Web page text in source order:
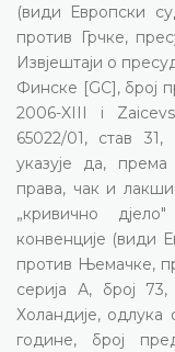
(види Европски
против Грчке,
Извјештаји о
Финске [GC], број
2006-XIII i
65022/01, став
указује да,
права, чак и
„кривично
конвенције (види
против Њемачке,
серија А, број
Холандије,
године, број